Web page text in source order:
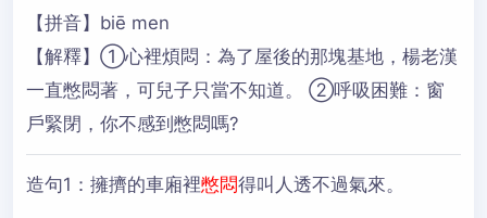
【拼音】biē men
【解釋】①心裡煩悶：為了屋後的那塊基地，楊老漢
一直憋悶著，可兒子只當不知道。 ②呼吸困難：窗
戶緊閉，你不感到憋悶嗎?
造句1： 擁擠的車廂裡憋悶得叫人透不過氣來。